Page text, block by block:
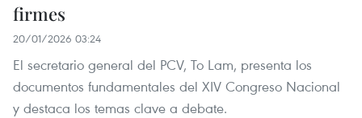
firmes
20/01/2026 03:24
El secretario general del PCV, To Lam, presenta los
documentos fundamentales del XIV Congreso Nacional
y destaca los temas clave a debate.